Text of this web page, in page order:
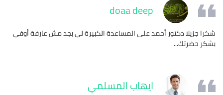
doaa deep
شكرا جزيلا دكتور أحمد على المساعدة الكبيرة لي بجد مش عارفة أوفي
بشكر حضرتك...
ايهاب المسلمي